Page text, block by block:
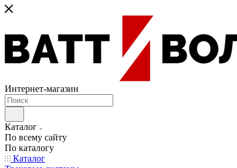
Интернет-магазин
Каталог
По всему сайту
По каталогу
Каталог